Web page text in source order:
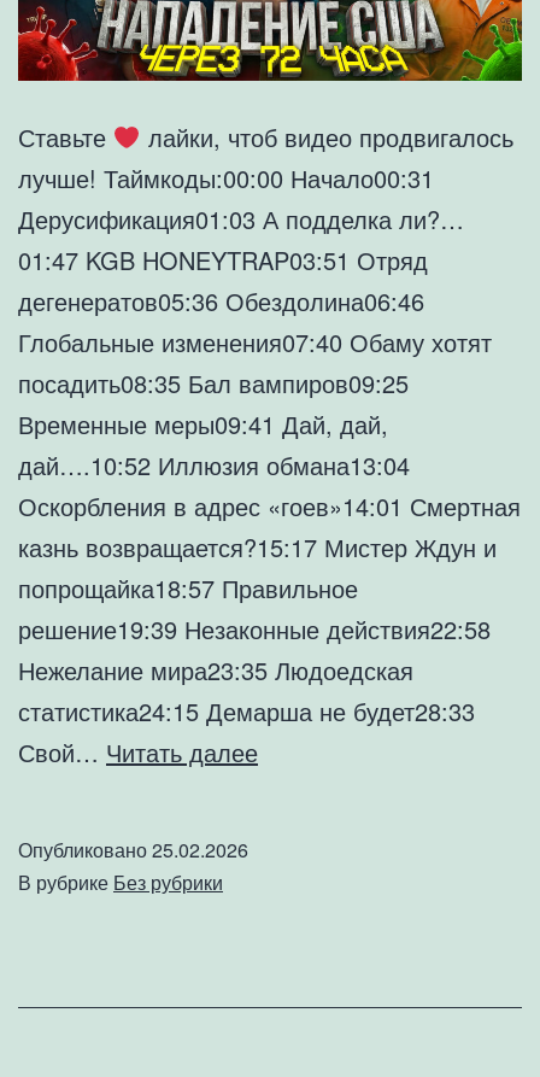
Ставьте
лайки, чтоб видео продвигалось
лучше! Таймкоды:00:00 Начало00:31
Дерусификация01:03 А подделка ли?…
01:47 KGB HONEYTRAP03:51 Отряд
дегенератов05:36 Обездолина06:46
Глобальные изменения07:40 Обаму хотят
посадить08:35 Бал вампиров09:25
Временные меры09:41 Дай, дай,
дай….10:52 Иллюзия обмана13:04
Оскорбления в адрес «гоев»14:01 Смертная
казнь возвращается?15:17 Мистер Ждун и
попрощайка18:57 Правильное
решение19:39 Незаконные действия22:58
Нежелание мира23:35 Людоедская
статистика24:15 Демарша не будет28:33
Свой… Читать далее🎙
Опубликовано25.02.2026
В рубрике Без рубрики